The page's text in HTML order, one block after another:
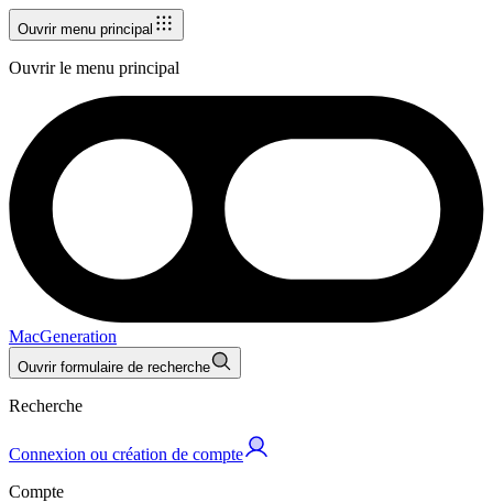
Ouvrir menu principal
Ouvrir le menu principal
MacGeneration
Ouvrir formulaire de recherche
Recherche
Connexion ou création de compte
Compte